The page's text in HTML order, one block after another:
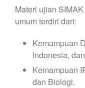
Materi ujian
umum terdiri dari:
Kemampuan
Indonesia,
Kemampuan
dan Biologi.